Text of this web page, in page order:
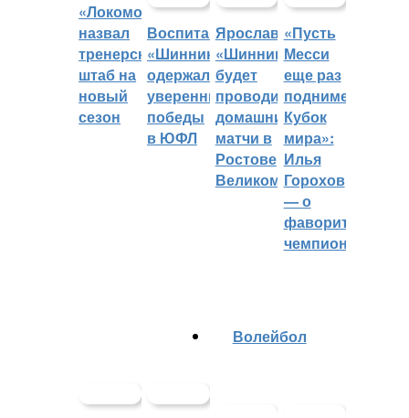
«Локомотив»
назвал
тренерский
штаб на
новый
сезон
Воспитанники
«Шинника»
одержали
уверенные
победы
в ЮФЛ
Ярославский
«Шинник»
будет
проводить
домашние
матчи в
Ростове
Великом
«Пусть
Месси
еще раз
поднимет
Кубок
мира»:
Илья
Горохов
— о
фаворитах
чемпионата
Волейбол